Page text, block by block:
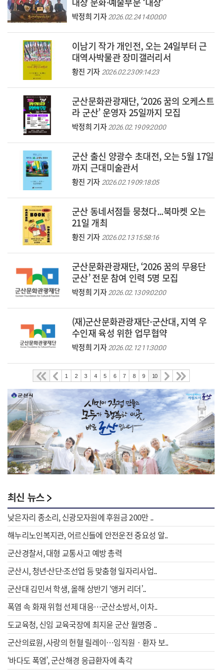
박정희 기자2026.02.24 14:00:00
이남기 작가 개인전, 오는 24일부터 근
대역사박물관 장미갤러리서
황진 기자 2026.02.23 09:14:23
군산문화관광재단, ‘2026 꿈의 오케스트
라 군산’ 운영자 25일까지 모집
박정희 기자2026.02.19 09:20:00
군산 출신 양광수 초대전, 오는 5월 17일
까지 근대미술관서
황진 기자 2026.02.19 09:18:05
군산 동네서점들 뭉쳤다...북마켓 오는
21일 개최
황진 기자 2026.02.13 15:58:16
군산문화관광재단, ‘2026 꿈의 무용단
군산’ 전문 참여 인력 5명 모집
박정희 기자2026.02.13 09:02:00
(재)군산문화관광재단·군산대, 지역 우
수인재 육성 위한 업무협약
박정희 기자2026.02.12 11:30:00
1 2 3 4 5 6 7 8 9 10
최신 뉴스
낮은자리 종소리, 신광모자원에 후원금 200만 ..
해누리노인복지관, 어르신들에 안전운전 중요성 알..
군산경찰서, 대형 교통사고 예방 총력
군산시, 청년·산단·조선업 등 맞춤형 일자리사업..
군산대 김민서 학생, 올해 상반기 ‘앵커 리더’..
폭염 속 화재 위험 선제 대응…군산소방서, 이차..
도교육청, 신임 교육국장에 최지윤 군산 월명중 ..
군산의료원, 사랑의 헌혈 릴레이…임직원ㆍ환자 보..
‘바다도 폭염’, 군산해경 응급환자에 촉각